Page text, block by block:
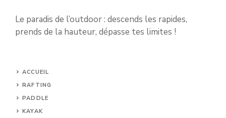
Le paradis de l’outdoor : descends les rapides,
prends de la hauteur, dépasse tes limites !
ACCUEIL
RAFTING
PADDLE
KAYAK